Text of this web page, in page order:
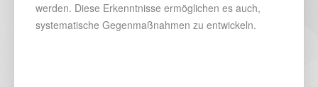
werden. Diese Erkenntnisse ermöglichen es auch,
systematische Gegenmaßnahmen zu entwickeln.